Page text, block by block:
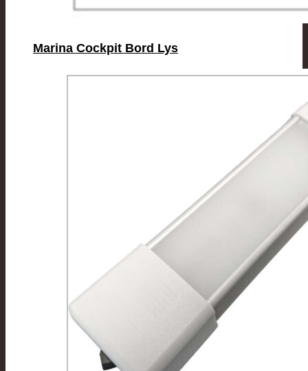
Marina Cockpit Bord Lys